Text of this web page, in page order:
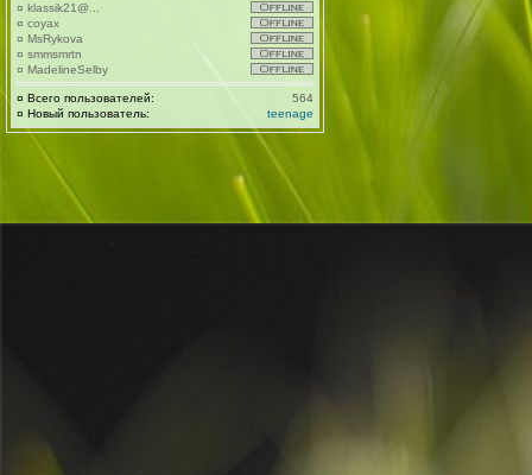
¤ klassik21@...
¤ coyax
¤ MsRykova
¤ smmsmrtn
¤ MadelineSelby
¤ Всего пользователей:
564
¤ Новый пользователь: teenage